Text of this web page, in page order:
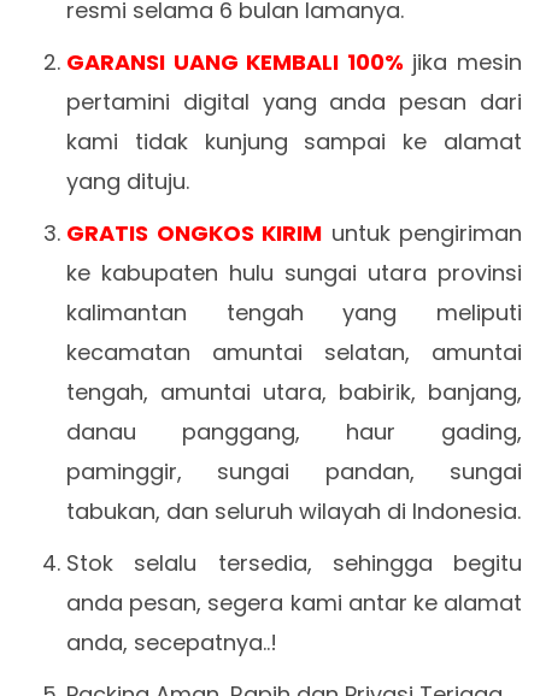
resmi selama 6 bulan lamanya.
GARANSI UANG KEMBALI 100% jika mesin
pertamini digital yang anda pesan dari
kami tidak kunjung sampai ke alamat
yang dituju.
GRATIS ONGKOS KIRIM untuk pengiriman
ke kabupaten hulu sungai utara provinsi
kalimantan tengah yang meliputi
kecamatan amuntai selatan, amuntai
tengah, amuntai utara, babirik, banjang,
danau panggang, haur gading,
paminggir, sungai pandan, sungai
tabukan, dan seluruh wilayah di Indonesia.
Stok selalu tersedia, sehingga begitu
anda pesan, segera kami antar ke alamat
anda, secepatnya..!